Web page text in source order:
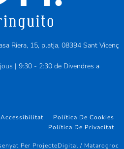
Riera, 15, platja, 08394 Sant Vicenç
| 9:30 - 2:30 de Divendres a
Accessibilitat
Política De Cookies
Política De Privacitat
Per ProjecteDigital / Matarogroc